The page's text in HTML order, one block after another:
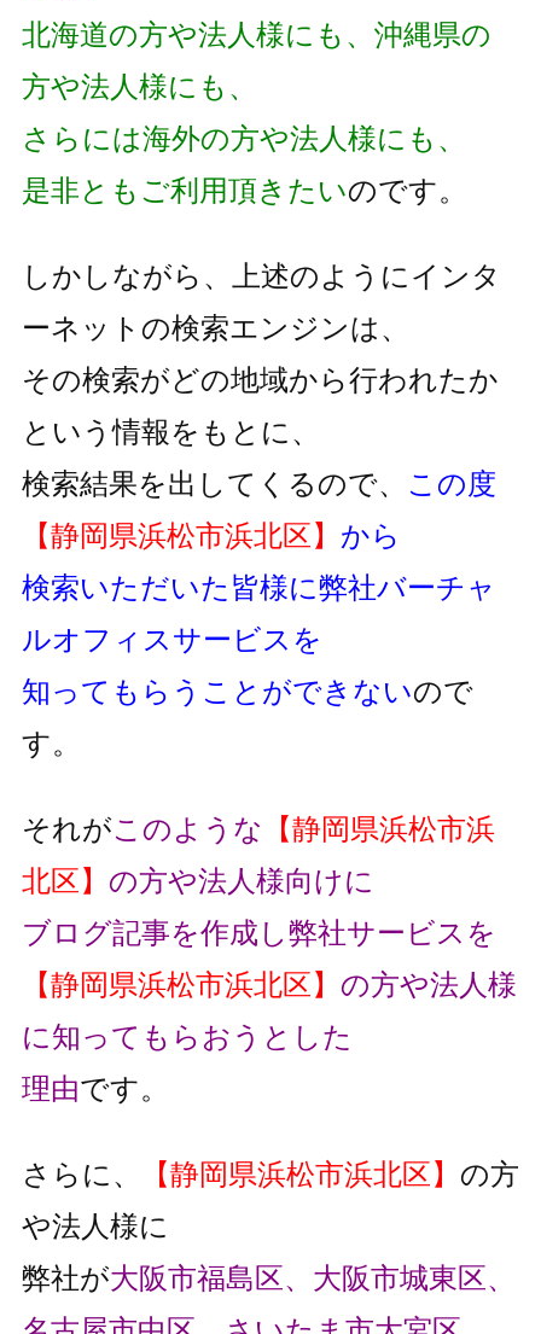
北海道の方や法人様にも、沖縄県の
方や法人様にも、
さらには海外の方や法人様にも、
是非ともご利用頂きたいのです。
しかしながら、上述のようにインタ
ーネットの検索エンジンは、
その検索がどの地域から行われたか
という情報をもとに、
検索結果を出してくるので、 この度
【静岡県浜松市浜北区】 から
検索いただいた皆様に弊社バーチャ
ルオフィスサービスを
知ってもらうことができないので
す。
それがこのような
【静岡県浜松市浜
北区】 の方や法人様向けに
ブログ記事を作成し弊社サービスを
【静岡県浜松市浜北区】 の方や法人様
に知ってもらおうとした
理由です。
さらに、 【静岡県浜松市浜北区】 の方
や法人様に
弊社が大阪市福島区、大阪市城東区、